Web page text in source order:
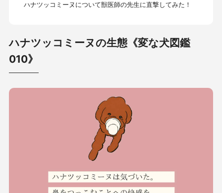
ハナツッコミーヌについて獣医師の先生に直撃してみた！
ハナツッコミーヌの生態《変な犬図鑑
010》